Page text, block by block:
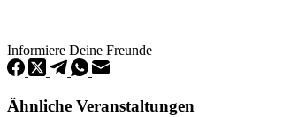
Informiere Deine Freunde
Ähnliche Veranstaltungen